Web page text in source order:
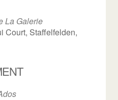
La Galerie
Court, Staffelfelden,